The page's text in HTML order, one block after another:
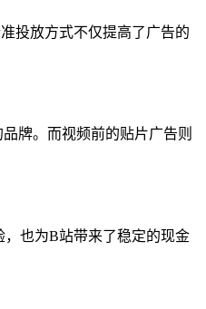
投放方式不仅提高了广告的
牌。而视频前的贴片广告则
也为B站带来了稳定的现金